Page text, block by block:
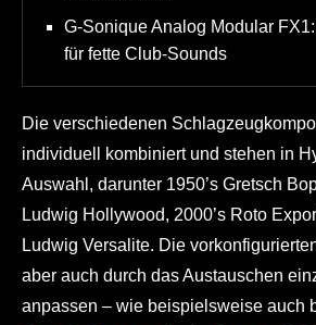
G-Sonique Analog Modular
für fette Club-Sounds
Die verschiedenen
individuell kombiniert und stehen in
Auswahl, darunter 1950’s Gretsch
Ludwig Hollywood, 2000’s Roto
Ludwig Versalite. Die
aber auch durch das Austauschen
anpassen – wie beispielsweise auch